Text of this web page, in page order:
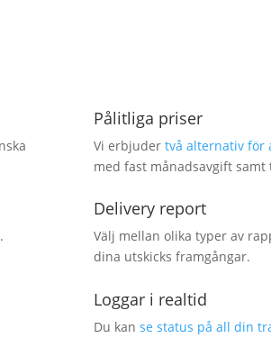
.
Pålitliga priser
Vi erbjuder två alternativ för
med fast månadsavgift
Delivery report
Välj mellan olika typer av
dina utskicks framgångar.
Loggar i realtid
Du kan se status på all din